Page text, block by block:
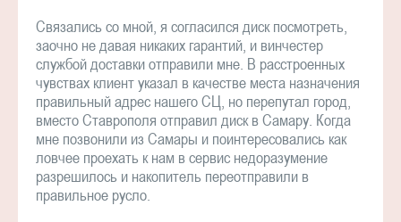
Связались со мной, я согласился диск посмотреть,
заочно не давая никаких гарантий, и винчестер
службой доставки отправили мне. В расстроенных
чувствах клиент указал в качестве места назначения
правильный адрес нашего СЦ, но перепутал город,
вместо Ставрополя отправил диск в Самару. Когда
мне позвонили из Самары и поинтересовались как
ловчее проехать к нам в сервис недоразумение
разрешилось и накопитель переотправили в
правильное русло.